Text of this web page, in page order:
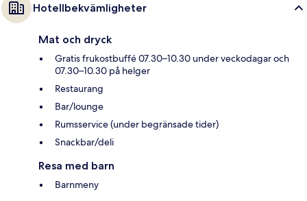
Hotellbekvämligheter
Mat och dryck
Gratis frukostbuffé 07.30–10.30 under veckodagar och
07.30–10.30 på helger
Restaurang
Bar/lounge
Rumsservice (under begränsade tider)
Snackbar/deli
Resa med barn
Barnmeny